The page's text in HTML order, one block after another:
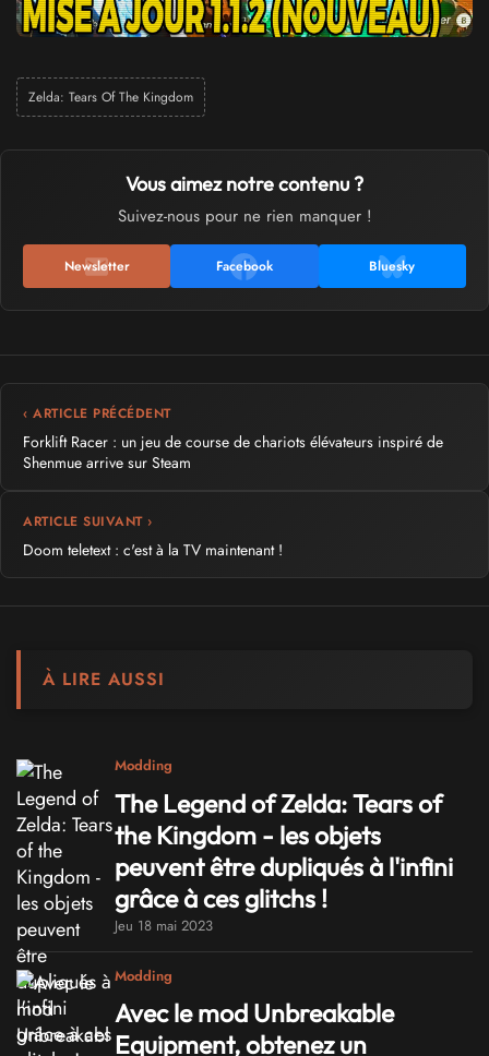
Zelda: Tears Of The Kingdom
Vous aimez notre contenu ?
Suivez-nous pour ne rien manquer !
Newsletter Facebook Bluesky
‹ ARTICLE PRÉCÉDENT
Forklift Racer : un jeu de course de chariots élévateurs inspiré de
Shenmue arrive sur Steam
ARTICLE SUIVANT ›
Doom teletext : c'est à la TV maintenant !
À LIRE AUSSI
Modding
The Legend of Zelda: Tears of
the Kingdom - les objets
peuvent être dupliqués à l'infini
grâce à ces glitchs !
Jeu 18 mai 2023
Modding
Avec le mod Unbreakable
Equipment, obtenez un